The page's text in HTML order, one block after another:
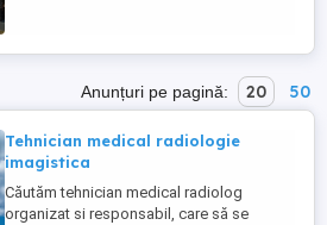
Anunțuri pe pagină: 20 50
Tehnician medical radiologie
imagistica
Căutăm tehnician medical radiolog
organizat si responsabil, care să se